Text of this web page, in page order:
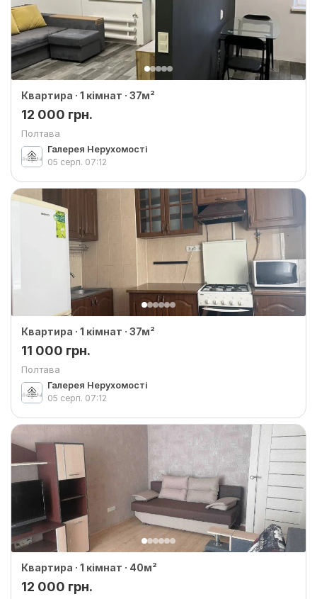
Квартира · 1 кімнат · 37м²
12 000 грн.
Полтава
Галерея Нерухомості
05 серп. 07:12
Квартира · 1 кімнат · 37м²
11 000 грн.
Полтава
Галерея Нерухомості
05 серп. 07:12
Квартира · 1 кімнат · 40м²
12 000 грн.